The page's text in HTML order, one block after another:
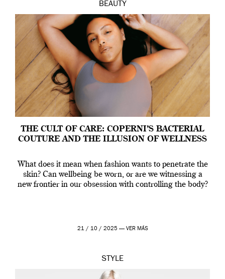
BEAUTY
THE CULT OF CARE: COPERNI’S BACTERIAL
COUTURE AND THE ILLUSION OF WELLNESS
What does it mean when fashion wants to penetrate the
skin? Can wellbeing be worn, or are we witnessing a
new frontier in our obsession with controlling the body?
21 / 10 / 2025 — VER MÁS
STYLE